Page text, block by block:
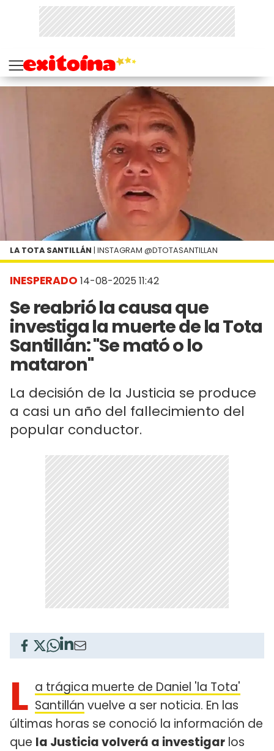
INESPERADO 14-08-2025 11:42
Se reabrió la causa que
investiga la muerte de la Tota
Santillán: "Se mató o lo
mataron"
La decisión de la Justicia se produce
a casi un año del fallecimiento del
popular conductor.
LA TOTA SANTILLÁN | INSTAGRAM @DTOTASANTILLAN
L a trágica muerte de Daniel 'la Tota'
Santillán vuelve a ser noticia. En las
últimas horas se conoció la información de
que la Justicia volverá a investigar los